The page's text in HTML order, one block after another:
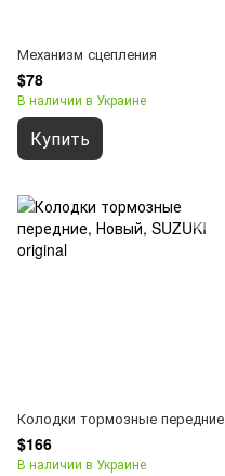
Механизм сцепления
$78
В наличии в Украине
Купить
Колодки тормозные передние
$166
В наличии в Украине